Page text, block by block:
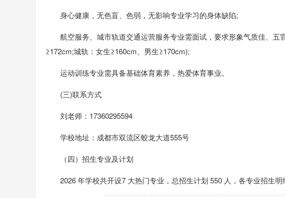
身心健康，无色盲、色弱，无影响专业学习的身体缺陷;
航空服务、城市轨道交通运营服务专业需面试，要求形象气质佳、
≥172cm;城轨：女生≥160cm、男生≥170cm);
运动训练专业需具备基础体育素养，热爱体育事业。
(三)联系方式
刘老师：17360295594
学校地址：成都市双流区蛟龙大道555号
（四）招生专业及计划
2026 年学校共开设7 大热门专业，总招生计划 550 人，各专业招生明